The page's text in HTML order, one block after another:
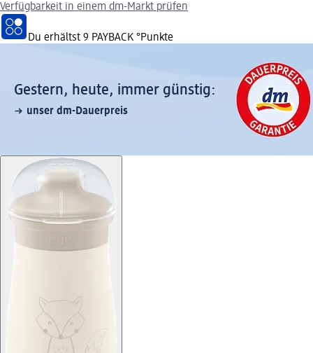
Verfügbarkeit in einem dm-Markt prüfen
Du erhältst 9 PAYBACK °Punkte
Gestern, heute, immer günstig:
unser dm-Dauerpreis